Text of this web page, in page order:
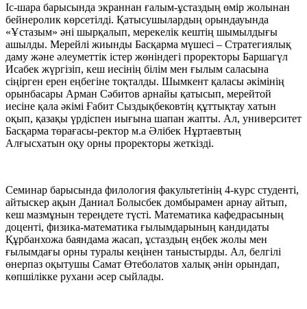
Іс-шара барысында экраннан ғалым-ұстаздың өмір жолынан
бейнеролик көрсетілді. Қатысушылардың орындауында
«Ұстазым» әні шырқалып, мерекелік кештің шымылдығы
ашылды. Мерейлі жиынды Басқарма мүшесі – Стратегиялық
даму және әлеуметтік істер жөніндегі проректоры Баршагүл
Исабек жүргізіп, кеш иесінің білім мен ғылым саласына
сіңірген ерен еңбегіне тоқталды. Шымкент қаласы әкімінің
орынбасары Арман Сәбитов арнайы қатысып, мерейтой
иесіне қала әкімі Ғабит Сыздықбековтің құттықтау хатын
оқып, қазақы үрдіспен иығына шапан жапты. Ал, университет
Басқарма төрағасы-ректор м.а Әлібек Нұртаевтың
Алғысхатын оқу орны проректоры жеткізді.
Семинар барысында филология факультетінің 4-курс студенті,
айтыскер ақын Даниал Болысбек домбырамен арнау айтып,
кеш мазмұнын тереңдете түсті. Математика кафедрасының
доценті, физика-математика ғылымдарының кандидаты
Құрбанхожа баяндама жасап, ұстаздың еңбек жолы мен
ғылымдағы орны туралы кеңінен таныстырды. Ал, белгілі
өнерпаз оқытушы Самат Өтеболатов халық әнін орындап,
көпшілікке рухани әсер сыйлады.